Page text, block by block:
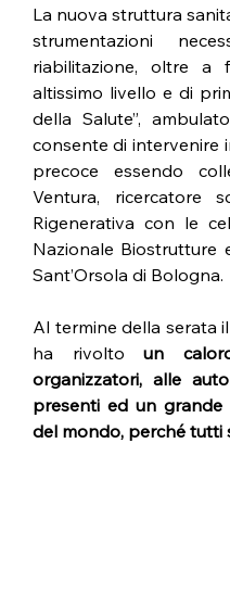
La nuova struttura
strumentazioni
riabilitazione, oltre a
altissimo livello e di
della Salute”,
consente di intervenire
precoce essendo
Ventura, ricercatore
Rigenerativa con le
Nazionale Biostrutture
Sant’Orsola di Bologna.
Al termine della serata il
ha rivolto un
organizzatori, alle
presenti ed un
del mondo, perché tutti